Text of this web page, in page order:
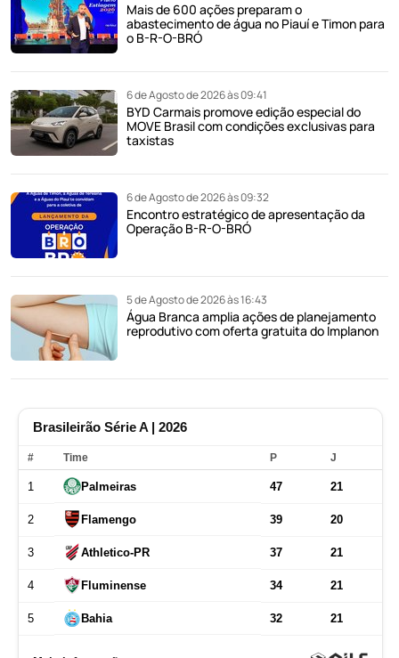
Mais de 600 ações preparam o
abastecimento de água no Piauí e Timon para
o B-R-O-BRÓ
6 de Agosto de 2026 às 09:41
BYD Carmais promove edição especial do
MOVE Brasil com condições exclusivas para
taxistas
6 de Agosto de 2026 às 09:32
Encontro estratégico de apresentação da
Operação B-R-O-BRÓ
5 de Agosto de 2026 às 16:43
Água Branca amplia ações de planejamento
reprodutivo com oferta gratuita do Implanon